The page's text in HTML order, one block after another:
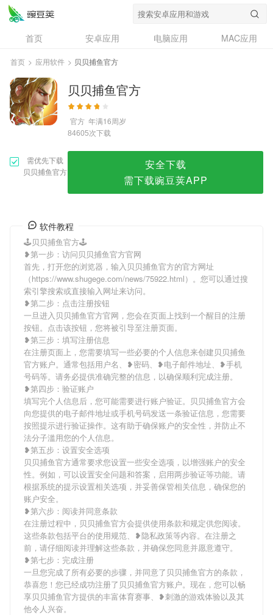
首页 安卓应用 电脑应用
MAC应用
资讯
专题
问答
首页 > 应用软件 > 贝贝捕鱼官方
贝贝捕鱼官方
官方 年满16周岁
84605次下载
需优先下载
贝贝捕鱼官方
安全下载
需下载豌豆荚APP
软件教程
🕹贝贝捕鱼官方🕹
❥第一步：访问贝贝捕鱼官方官网
首先，打开您的浏览器，输入贝贝捕鱼官方的官方网址
（https://www.shugege.com/news/75922.html）。您可以通过搜
索引擎搜索或直接输入网址来访问。
❥第二步：点击注册按钮
一旦进入贝贝捕鱼官方官网，您会在页面上找到一个醒目的注册
按钮。点击该按钮，您将被引导至注册页面。
❥第三步：填写注册信息
在注册页面上，您需要填写一些必要的个人信息来创建贝贝捕鱼
官方账户。通常包括用户名、❥密码、❥电子邮件地址、❥手机
号码等。请务必提供准确完整的信息，以确保顺利完成注册。
❥第四步：验证账户
填写完个人信息后，您可能需要进行账户验证。贝贝捕鱼官方会
向您提供的电子邮件地址或手机号码发送一条验证信息，您需要
按照提示进行验证操作。这有助于确保账户的安全性，并防止不
法分子滥用您的个人信息。
❥第五步：设置安全选项
贝贝捕鱼官方通常要求您设置一些安全选项，以增强账户的安全
性。例如，可以设置安全问题和答案，启用两步验证等功能。请
根据系统的提示设置相关选项，并妥善保管相关信息，确保您的
账户安全。
❥第六步：阅读并同意条款
在注册过程中，贝贝捕鱼官方会提供使用条款和规定供您阅读。
这些条款包括平台的使用规范、❥隐私政策等内容。在注册之
前，请仔细阅读并理解这些条款，并确保您同意并愿意遵守。
❥第七步：完成注册
一旦您完成了所有必要的步骤，并同意了贝贝捕鱼官方的条款，
恭喜您！您已经成功注册了贝贝捕鱼官方账户。现在，您可以畅
享贝贝捕鱼官方提供的丰富体育赛事、❥刺激的游戏体验以及其
他令人兴奋。